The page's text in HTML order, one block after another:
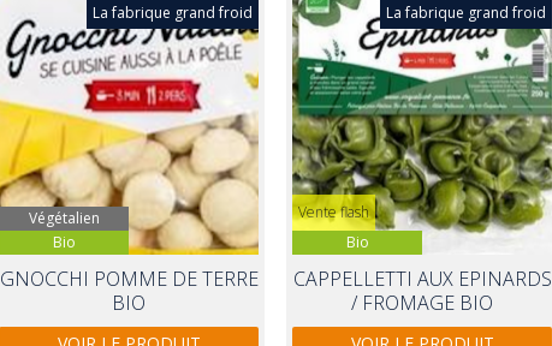
La fabrique grand froid
Bio
Végétalien
GNOCCHI POMME DE TERRE
BIO
La fabrique grand froid
Bio
Vente flash
CAPPELLETTI AUX EPINARDS
/ FROMAGE BIO